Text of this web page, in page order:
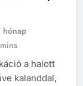
hónap
a halott
kalanddal,